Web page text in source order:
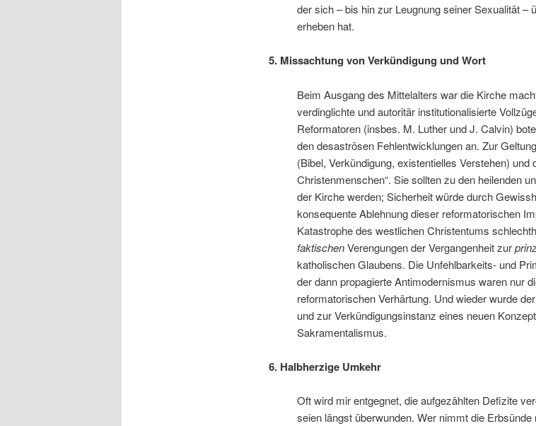
der sich – bis hin zur Leugnung seiner Sexualität –
erheben hat.
5. Missachtung von Verkündigung und Wort
Beim Ausgang des Mittelalters war die Kirche
verdinglichte und autoritär institutionalisierte
Reformatoren (insbes. M. Luther und J. Calvin)
den desaströsen Fehlentwicklungen an. Zur
(Bibel, Verkündigung, existentielles Verstehen) und
Christenmenschen“. Sie sollten zu den heilenden
der Kirche werden; Sicherheit würde durch
konsequente Ablehnung dieser reformatorischen
Katastrophe des westlichen Christentums
faktischenVerengungen der Vergangenheit zur
katholischen Glaubens. Die Unfehlbarkeits- und
der dann propagierte Antimodernismus waren nur
reformatorischen Verhärtung. Und wieder wurde
und zur Verkündigungsinstanz eines neuen
Sakramentalismus.
6. Halbherzige Umkehr
Oft wird mir entgegnet, die aufgezählten Defizite
seien längst überwunden. Wer nimmt die